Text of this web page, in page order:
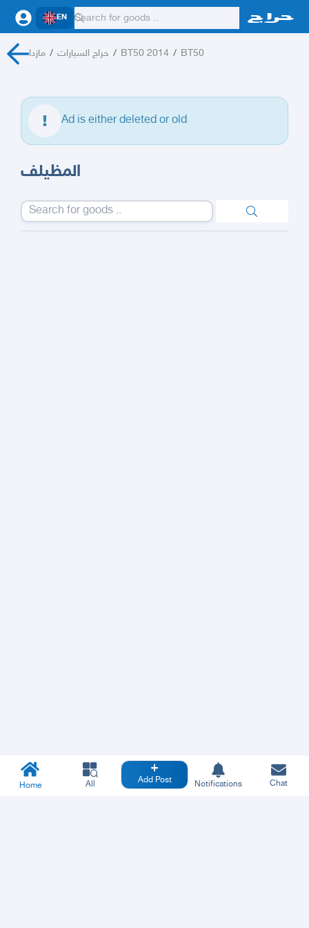
EN
مازدا / حراج السيارات / BT50 2014 / BT50
Ad is either deleted or old
المظيلف
Home All Add Post Notifications Chat